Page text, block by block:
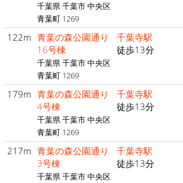
千葉県 千葉市 中央区
青葉町 1269
122m 青葉の森公園通り
16号棟
千葉県 千葉市 中央区
青葉町 1269
千葉寺駅
徒歩13分
179m 青葉の森公園通り
4号棟
千葉県 千葉市 中央区
青葉町 1269
千葉寺駅
徒歩13分
217m 青葉の森公園通り
3号棟
千葉県 千葉市 中央区
千葉寺駅
徒歩13分